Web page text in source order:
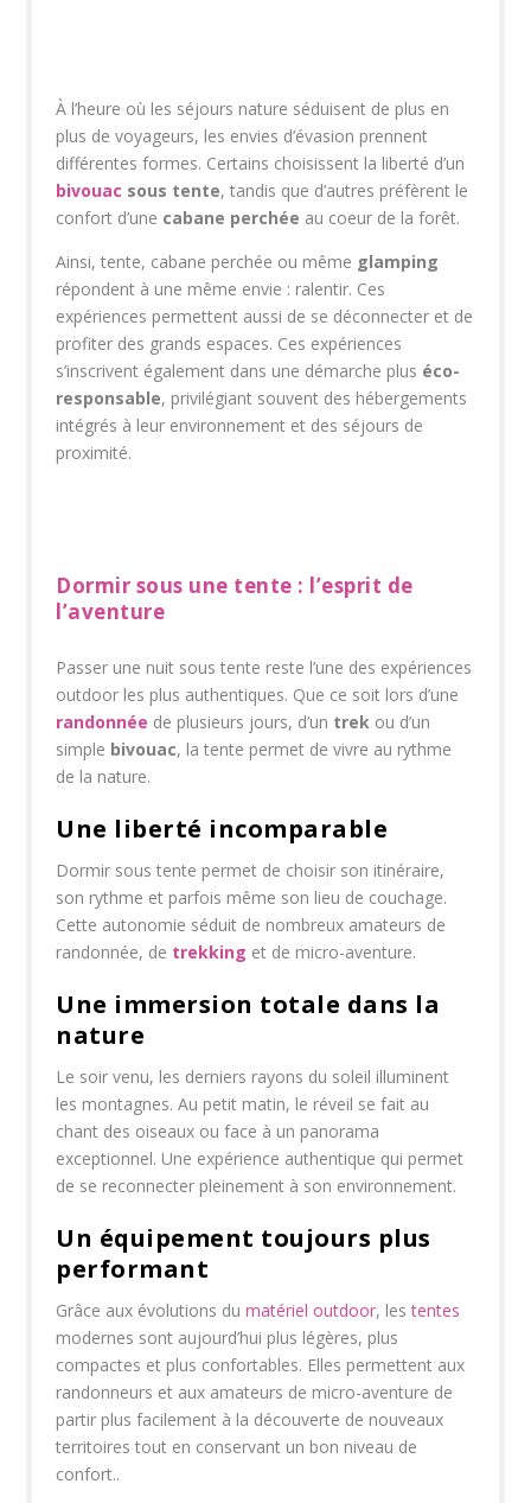
À l’heure où les séjours nature séduisent de plus en
plus de voyageurs, les envies d’évasion prennent
différentes formes. Certains choisissent la liberté d’un
bivouac sous tente, tandis que d’autres préfèrent le
confort d’une cabane perchée au coeur de la forêt.
Ainsi, tente, cabane perchée ou même glamping
répondent à une même envie : ralentir. Ces
expériences permettent aussi de se déconnecter et de
profiter des grands espaces. Ces expériences
s’inscrivent également dans une démarche plus éco-
responsable, privilégiant souvent des hébergements
intégrés à leur environnement et des séjours de
proximité.
Dormir sous une tente : l’esprit de
l’aventure
Passer une nuit sous tente reste l’une des expériences
outdoor les plus authentiques. Que ce soit lors d’une
randonnée de plusieurs jours, d’un trek ou d’un
simple bivouac, la tente permet de vivre au rythme
de la nature.
Une liberté incomparable
Dormir sous tente permet de choisir son itinéraire,
son rythme et parfois même son lieu de couchage.
Cette autonomie séduit de nombreux amateurs de
randonnée, de trekking et de micro-aventure.
Une immersion totale dans la
nature
Le soir venu, les derniers rayons du soleil illuminent
les montagnes. Au petit matin, le réveil se fait au
chant des oiseaux ou face à un panorama
exceptionnel. Une expérience authentique qui permet
de se reconnecter pleinement à son environnement.
Un équipement toujours plus
performant
Grâce aux évolutions dumatériel outdoor, les tentes
modernes sont aujourd’hui plus légères, plus
compactes et plus confortables. Elles permettent aux
randonneurs et aux amateurs de micro-aventure de
partir plus facilement à la découverte de nouveaux
territoires tout en conservant un bon niveau de
confort..